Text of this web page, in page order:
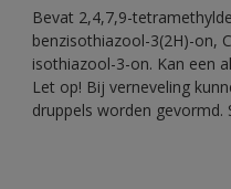
Bevat 2,4,7,9-
benzisothiazool-3(2H)-on,
isothiazool-3-on. Kan een
Let op! Bij verneveling
druppels worden gevormd.